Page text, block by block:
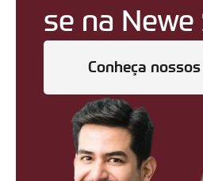
se na
Conheça